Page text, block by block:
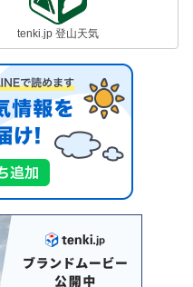
tenki.jp 登山天気